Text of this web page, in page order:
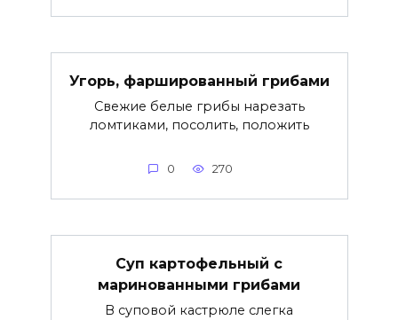
Угорь, фаршированный грибами
Свежие белые грибы нарезать
ломтиками, посолить, положить
0 270
Суп картофельный с
маринованными грибами
В суповой кастрюле слегка